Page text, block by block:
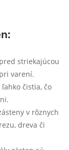
striekajúcou
varení.
ľahko čistia, čo
v rôznych
dreva či